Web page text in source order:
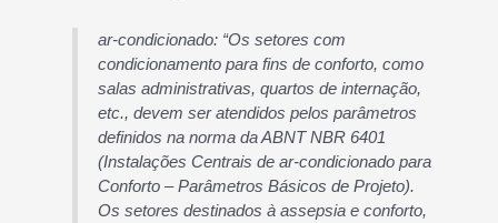
ar-condicionado: “Os setores com
condicionamento para fins de conforto, como
salas administrativas, quartos de internação,
etc., devem ser atendidos pelos parâmetros
definidos na norma da ABNT NBR 6401
(Instalações Centrais de ar-condicionado para
Conforto – Parâmetros Básicos de Projeto).
Os setores destinados à assepsia e conforto,